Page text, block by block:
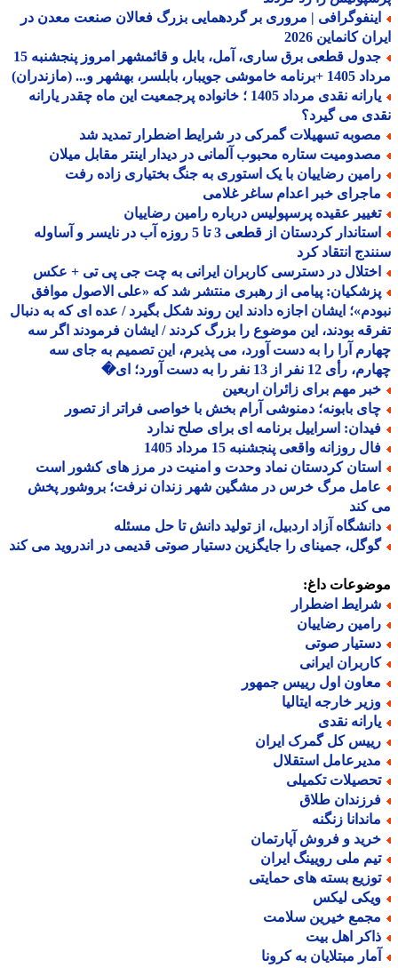
| مروری بر گردهمایی بزرگ فعالان صنعت معدن در
کانماین 2026
جدول قطعی برق ساری، آمل، بابل و قائمشهر امروز پنجشنبه 15
بابلسر، بهشهر و... (مازندران)
یارانه نقدی مرداد 1405 ؛ خانواده پرجمعیت این ماه چقدر یارانه
می گیرد؟
تسهیلات گمرکی در شرایط اضطرار تمدید شد
ستاره محبوب آلمانی در دیدار اینتر مقابل میلان
رضاییان با یک استوری به جنگ بختیاری زاده رفت
خبر اعدام ساغر غلامی
عقیده پرسپولیس درباره رامین رضاییان
استاندار کردستان از قطعی 3 تا 5 روزه آب در نایسر و آساوله
انتقاد کرد
در دسترسی کاربران ایرانی به چت جی پی تی + عکس
پیامی از رهبری منتشر شد که «علی الاصول موافق
ایشان اجازه دادند این روند شکل بگیرد / عده ای که به دنبال
بودند، این موضوع را بزرگ کردند / ایشان فرمودند اگر سه
آرا را به دست آورد، می پذیرم، این تصمیم به جای سه
نفر از 13 نفر را به دست آورد؛ ای�
مهم برای زائران اربعین
بابونه؛ دمنوشی آرام بخش با خواصی فراتر از تصور
اسراییل برنامه ای برای صلح ندارد
روزانه واقعی پنجشنبه 15 مرداد 1405
کردستان نماد وحدت و امنیت در مرز های کشور است
مرگ خرس در مشگین شهر زندان نرفت؛ بروشور پخش
کند
آزاد اردبیل، از تولید دانش تا حل مسئله
جمینای را جایگزین دستیار صوتی قدیمی در اندروید می کند
داغ:
اضطرار
رضاییان
صوتی
ایرانی
اول رییس جمهور
خارجه ایتالیا
نقدی
کل گمرک ایران
استقلال
تکمیلی
طلاق
زنگنه
و فروش آپارتمان
ملی رویینگ ایران
بسته های حمایتی
لیکس
خیرین سلامت
اهل بیت
مبتلایان به کرونا